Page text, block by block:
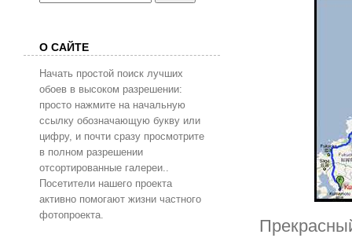
О САЙТЕ
Начать простой поиск лучших
обоев в высоком разрешении:
просто нажмите на начальную
ссылку обозначающую букву или
цифру, и почти сразу просмотрите
в полном разрешении
отсортированные галереи..
Посетители нашего проекта
активно помогают жизни частного
фотопроекта.